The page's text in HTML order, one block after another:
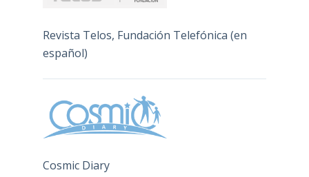
Revista Telos, Fundación Telefónica (en
español)
Cosmic Diary